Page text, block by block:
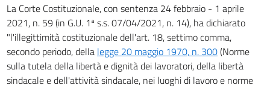
La Corte Costituzionale, con sentenza 24 febbraio - 1 aprile
2021, n. 59 (in G.U. 1ª s.s. 07/04/2021, n. 14), ha dichiarato
"l'illegittimità costituzionale dell'art. 18, settimo comma,
secondo periodo, della legge 20 maggio 1970, n. 300(Norme
sulla tutela della libertà e dignità dei lavoratori, della libertà
sindacale e dell'attività sindacale, nei luoghi di lavoro e norme